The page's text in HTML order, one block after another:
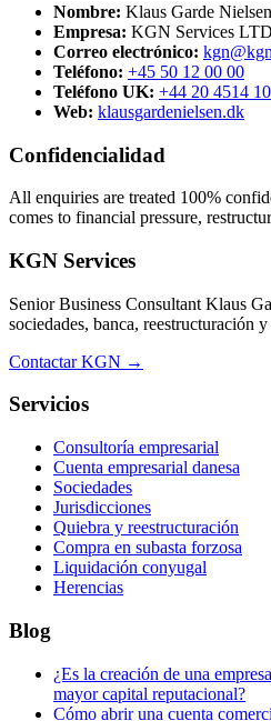
Nombre: Klaus Garde Nielsen
Empresa: KGN Services LTD
Correo electrónico:
Teléfono: +45 50 12 00 00
Teléfono UK: +44 20 4514
Web: klausgardenielsen.dk
Confidencialidad
All enquiries are treated 100%
comes to financial pressure,
KGN Services
Senior Business Consultant Klaus
sociedades, banca, reestructuración
Contactar KGN →
Servicios
Consultoría empresarial
Cuenta empresarial danesa
Sociedades
Jurisdicciones
Quiebra y reestructuración
Compra en subasta forzosa
Liquidación conyugal
Herencias
Blog
¿Es la creación de una
mayor capital reputacional?
Cómo abrir una cuenta